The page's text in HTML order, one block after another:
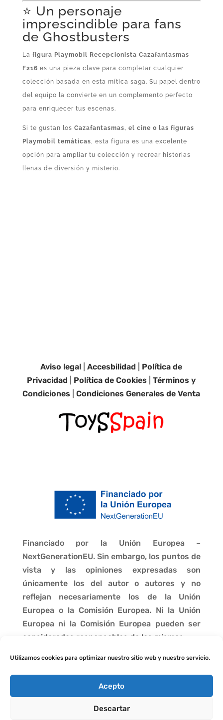
Utilizamos cookies para optimizar nuestro sitio web y nuestro servicio.
Acepto
Descartar
⭐ Un personaje
imprescindible para fans
de Ghostbusters
La figura Playmobil Recepcionista Cazafantasmas
F216 es una pieza clave para completar cualquier
colección basada en esta mítica saga. Su papel dentro
del equipo la convierte en un complemento perfecto
para enriquecer tus escenas.
Si te gustan los Cazafantasmas, el cine o las figuras
Playmobil temáticas, esta figura es una excelente
opción para ampliar tu colección y recrear historias
llenas de diversión y misterio.
Aviso legal |Accesbilidad
Política de
Privacidad
Política de Cookies |Términos y
Condiciones |Condiciones Generales de Venta
Financiado por la Unión Europea –
NextGenerationEU. Sin embargo, los puntos de
vista y las opiniones expresadas son
únicamente los del autor o autores y no
reflejan necesariamente los de la Unión
Europea o la Comisión Europea. Ni la Unión
Europea ni la Comisión Europea pueden ser
consideradas responsables de las mismas.